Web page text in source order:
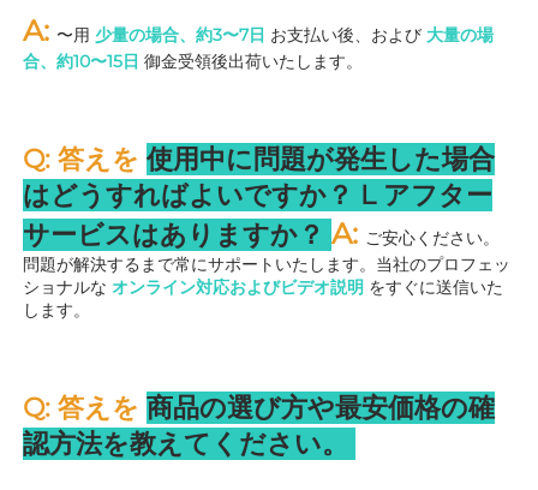
A: 〜用 少量の場合、約3〜7日 お支払い後、および 大量の場
合、約10〜15日 御金受領後出荷いたします。
Q: 答えを 使用中に問題が発生した場合
はどうすればよいですか？ L アフター
サービスはありますか？ A: ご安心ください。
問題が解決するまで常にサポートいたします。当社のプロフェッ
ショナルな オンライン対応およびビデオ説明 をすぐに送信いた
します。
Q: 答えを 商品の選び方や最安価格の確
認方法を教えてください。